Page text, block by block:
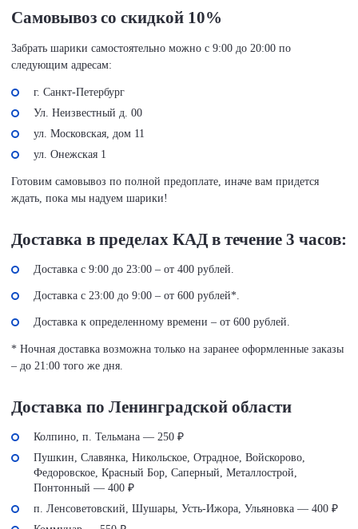
Самовывоз со скидкой 10%
Забрать шарики самостоятельно можно с 9:00 до 20:00 по
следующим адресам:
г. Санкт-Петербург
Ул. Неизвестный д. 00
ул. Московская, дом 11
ул. Онежская 1
Готовим самовывоз по полной предоплате, иначе вам придется
ждать, пока мы надуем шарики!
Доставка в пределах КАД в течение 3 часов:
Доставка с 9:00 до 23:00 – от 400 рублей.
Доставка с 23:00 до 9:00 – от 600 рублей*.
Доставка к определенному времени – от 600 рублей.
* Ночная доставка возможна только на заранее оформленные заказы
– до 21:00 того же дня.
Доставка по Ленинградской области
Колпино, п. Тельмана — 250 ₽
Пушкин, Славянка, Никольское, Отрадное, Войскорово,
Федоровское, Красный Бор, Саперный, Металлострой,
Понтонный — 400 ₽
п. Ленсоветовский, Шушары, Усть-Ижора, Ульяновка — 400 ₽